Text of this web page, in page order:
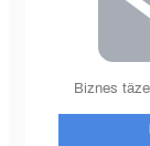
Biznes